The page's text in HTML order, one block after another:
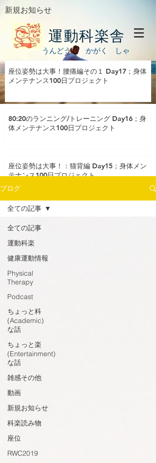
新規お知らせ
運動科楽舎
うんどう かがく しゃ
座位姿勢は大事！腰痛編その１ Day17；身体
メンテナンス100日プロジェクト
80:20のランニング/トレーニング Day16；身
体メンテナンス100日プロジェクト
座位姿勢は大事！：猫背編 Day15；身体メン
テナンス100日プロジェクト
ブログ
全ての記事
運動科楽
健康運動情報
Physical
Therapy
Podcast
ちょっと科
(Academic)
な話
ちょっと楽
(Entertainment)
な話
雑感その他
動画
新規お知らせ
科楽読み物
座位
RWC2019
全ての記事